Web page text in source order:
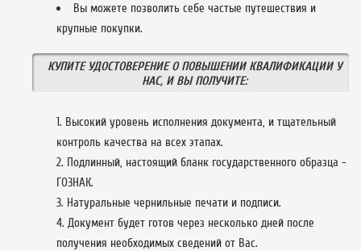
Вы можете позволить себе частые путешествия и
крупные покупки.
КУПИТЕ УДОСТОВЕРЕНИЕ О ПОВЫШЕНИИ КВАЛИФИКАЦИИ У
НАС, И ВЫ ПОЛУЧИТЕ:
Высокий уровень исполнения документа, и тщательный
контроль качества на всех этапах.
Подлинный, настоящий бланк государственного образца -
ГОЗНАК.
Натуральные чернильные печати и подписи.
Документ будет готов через несколько дней после
получения необходимых сведений от Вас.